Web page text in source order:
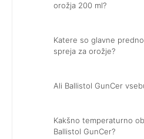
orožja 200 ml?
Katere so glavne
spreja za orožje?
Ali Ballistol GunCer
Kakšno temperaturno
Ballistol GunCer?